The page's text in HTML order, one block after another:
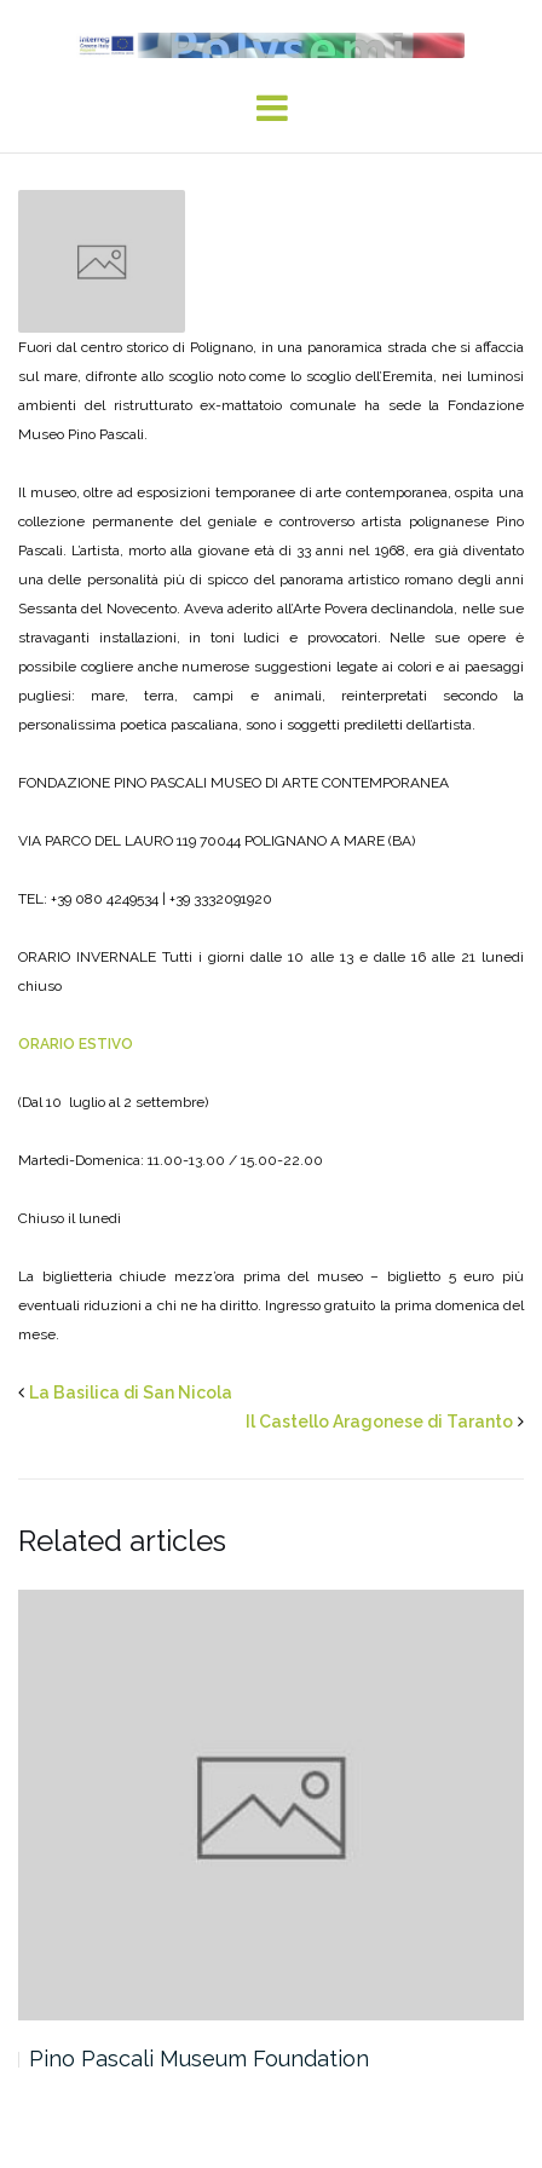
Fuori dal centro storico di Polignano, in una panoramica strada che si affaccia
sul mare, difronte allo scoglio noto come lo scoglio dell’Eremita, nei luminosi
ambienti del ristrutturato ex-mattatoio comunale ha sede la Fondazione
Museo Pino Pascali.
Il museo, oltre ad esposizioni temporanee di arte contemporanea, ospita una
collezione permanente del geniale e controverso artista polignanese Pino
Pascali. L’artista, morto alla giovane età di 33 anni nel 1968, era già diventato
una delle personalità più di spicco del panorama artistico romano degli anni
Sessanta del Novecento. Aveva aderito all’Arte Povera declinandola, nelle sue
stravaganti installazioni, in toni ludici e provocatori. Nelle sue opere è
possibile cogliere anche numerose suggestioni legate ai colori e ai paesaggi
pugliesi: mare, terra, campi e animali, reinterpretati secondo la
personalissima poetica pascaliana, sono i soggetti prediletti dell’artista.
FONDAZIONE PINO PASCALI MUSEO DI ARTE CONTEMPORANEA
VIA PARCO DEL LAURO 119 70044 POLIGNANO A MARE (BA)
TEL: +39 080 4249534 | +39 3332091920
ORARIO INVERNALE Tutti i giorni dalle 10 alle 13e dalle 16 alle 21lunedì
chiuso
ORARIO ESTIVO
(Dal 10 luglio al 2 settembre)
Martedì-Domenica: 11.00-13.00 / 15.00-22.00
Chiuso il lunedì
La biglietteria chiude mezz’ora prima del museo – biglietto 5 euro più
eventuali riduzioni a chi ne ha diritto. Ingresso gratuito la prima domenica del
mese.
La Basilica di San Nicola
Il Castello Aragonese di Taranto
Related articles
Pino Pascali Museum Foundation